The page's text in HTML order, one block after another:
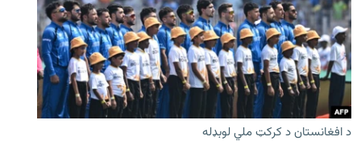
د افغانستان د کرکټ ملي لوبډله